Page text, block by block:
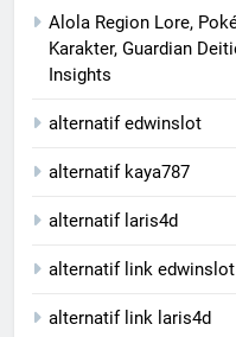
Alola Region Lore,
Karakter, Guardian
Insights
alternatif edwinslot
alternatif kaya787
alternatif laris4d
alternatif link edwinslot
alternatif link laris4d